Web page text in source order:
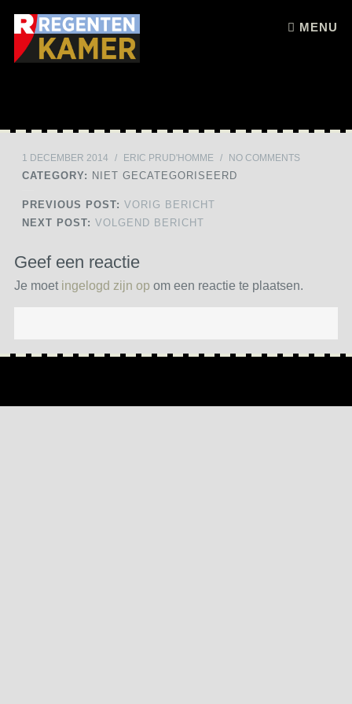
MENU
Skip to content
1 DECEMBER 2014 / ERIC PRUD'HOMME / NO COMMENTS
CATEGORY: NIET GECATEGORISEERD
PREVIOUS POST: VORIG BERICHT
NEXT POST: VOLGEND BERICHT
Geef een reactie
Je moet ingelogd zijn op om een reactie te plaatsen.